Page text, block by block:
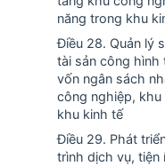
năng trong khu
Điều 28. Quản lý
tài sản công hình
vốn ngân sách
công nghiệp,
khu kinh tế
Điều 29. Phát
trình dịch vụ, tiện